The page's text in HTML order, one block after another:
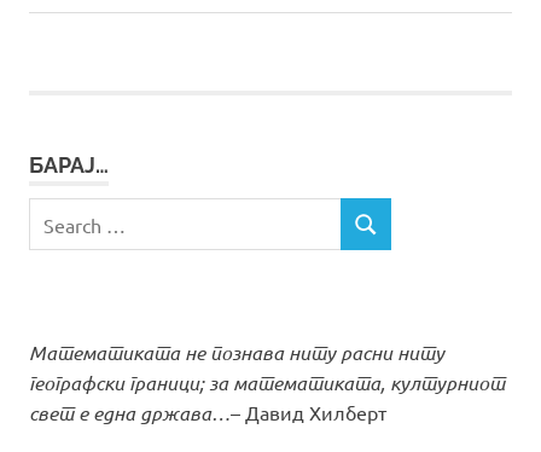
Post:
БАРАЈ…
for:
SEARCH
Математиката не познава ниту расни ниту
географски граници; за математиката, културниот
свет е една држава…– Давид Хилберт